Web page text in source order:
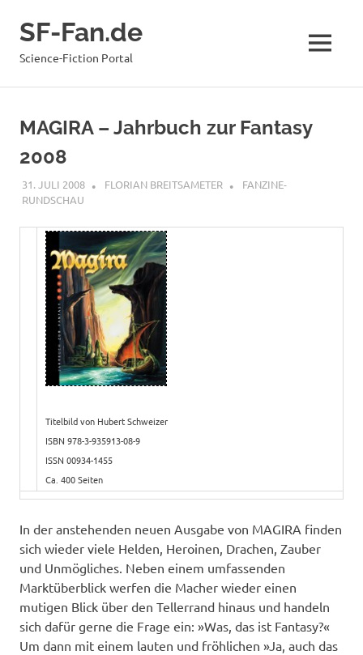
InhaltSF-Fan.de
Science-Fiction Portal MENÜ
MAGIRA – Jahrbuch zur Fantasy
2008
31. JULI 2008 FLORIAN BREITSAMETER
FANZINE-
RUNDSCHAU
Titelbild von Hubert Schweizer
ISBN 978-3-935913-08-9
ISSN 00934-1455
Ca. 400 Seiten
In der anstehenden neuen Ausgabe von MAGIRA finden
sich wieder viele Helden, Heroinen, Drachen, Zauber
und Unmögliches. Neben einem umfassenden
Marktüberblick werfen die Macher wieder einen
mutigen Blick über den Tellerrand hinaus und handeln
sich dafür gerne die Frage ein: »Was, das ist Fantasy?«
Um dann mit einem lauten und fröhlichen »Ja, auch das